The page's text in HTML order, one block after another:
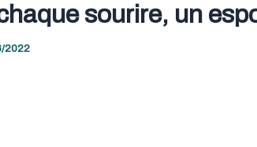
sourire, un
2022